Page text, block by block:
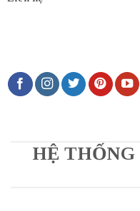
HỆ